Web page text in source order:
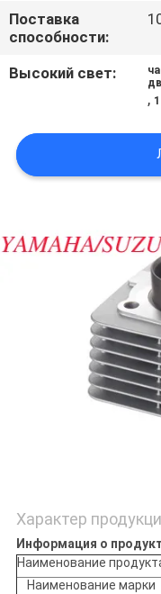
СПРОСИТЕ
ЦИТАТУ
САЙТА
POLICY
Поставка
способности:
Высокий свет:
,
Характер
Информация о
Наименование
Наименование марки